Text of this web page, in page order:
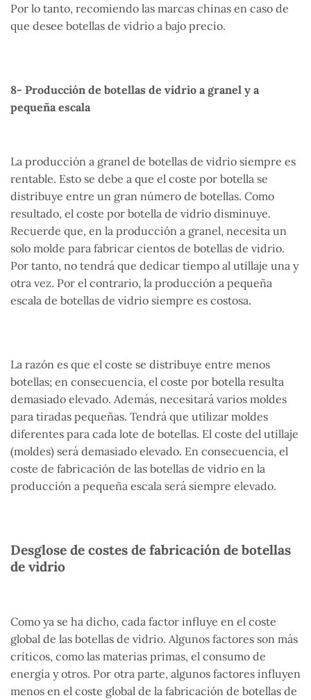
Por lo tanto, recomiendo las marcas chinas en caso de
que desee botellas de vidrio a bajo precio.
8- Producción de botellas de vidrio a granel y a
pequeña escala
La producción a granel de botellas de vidrio siempre es
rentable. Esto se debe a que el coste por botella se
distribuye entre un gran número de botellas. Como
resultado, el coste por botella de vidrio disminuye.
Recuerde que, en la producción a granel, necesita un
solo molde para fabricar cientos de botellas de vidrio.
Por tanto, no tendrá que dedicar tiempo al utillaje una y
otra vez. Por el contrario, la producción a pequeña
escala de botellas de vidrio siempre es costosa.
La razón es que el coste se distribuye entre menos
botellas; en consecuencia, el coste por botella resulta
demasiado elevado. Además, necesitará varios moldes
para tiradas pequeñas. Tendrá que utilizar moldes
diferentes para cada lote de botellas. El coste del utillaje
(moldes) será demasiado elevado. En consecuencia, el
coste de fabricación de las botellas de vidrio en la
producción a pequeña escala será siempre elevado.
Desglose de costes de fabricación de botellas
de vidrio
Como ya se ha dicho, cada factor influye en el coste
global de las botellas de vidrio. Algunos factores son más
críticos, como las materias primas, el consumo de
energía y otros. Por otra parte, algunos factores influyen
menos en el coste global de la fabricación de botellas de